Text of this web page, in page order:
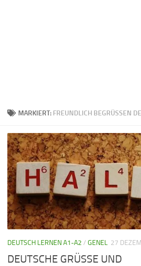
MARKIERT: FREUNDLICH BEGRÜSSEN
DEUTSCH LERNEN A1-A2 / GENEL 27
DEUTSCHE GRÜSSE UND